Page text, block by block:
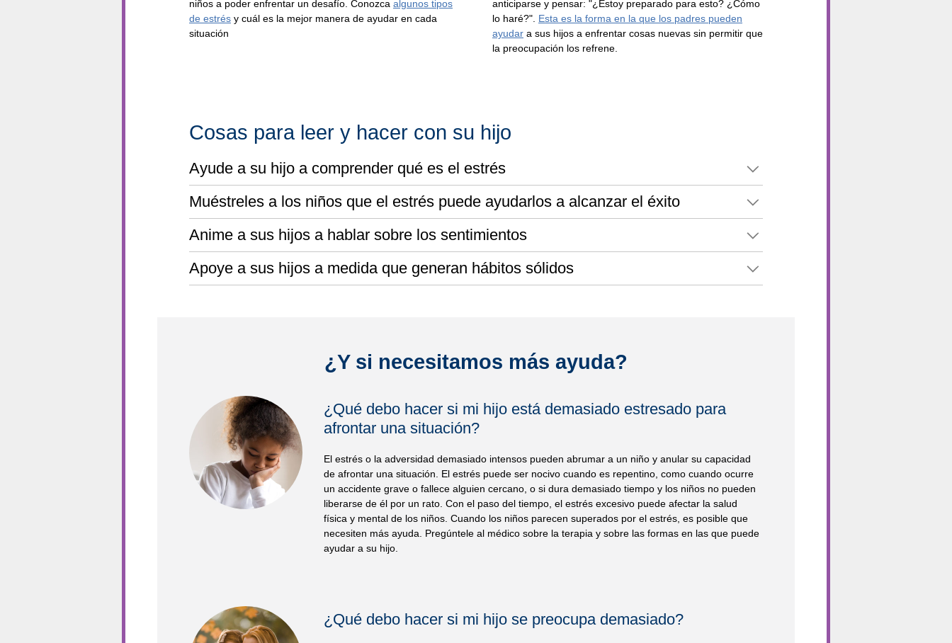
niños a poder enfrentar un desafío. Conozca algunos tipos
de estrés y cuál es la mejor manera de ayudar en cada
situación
anticiparse y pensar: "¿Estoy preparado para esto? ¿Cómo
lo haré?". Esta es la forma en la que los padres pueden
ayudar a sus hijos a enfrentar cosas nuevas sin permitir que
la preocupación los refrene.
Cosas para leer y hacer con su hijo
Ayude a su hijo a comprender qué es el estrés
Muéstreles a los niños que el estrés puede ayudarlos a alcanzar el éxito
Anime a sus hijos a hablar sobre los sentimientos
Apoye a sus hijos a medida que generan hábitos sólidos
¿Y si necesitamos más ayuda?
¿Qué debo hacer si mi hijo está demasiado estresado para
afrontar una situación?
El estrés o la adversidad demasiado intensos pueden abrumar a un niño y anular su capacidad
de afrontar una situación. El estrés puede ser nocivo cuando es repentino, como cuando ocurre
un accidente grave o fallece alguien cercano, o si dura demasiado tiempo y los niños no pueden
liberarse de él por un rato. Con el paso del tiempo, el estrés excesivo puede afectar la salud
física y mental de los niños. Cuando los niños parecen superados por el estrés, es posible que
necesiten más ayuda. Pregúntele al médico sobre la terapia y sobre las formas en las que puede
ayudar a su hijo.
¿Qué debo hacer si mi hijo se preocupa demasiado?